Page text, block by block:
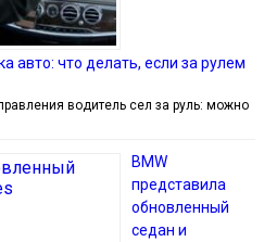
авто: что делать, если за рулем
водитель сел за руль: можно
BMW
представила
обновленный
седан и